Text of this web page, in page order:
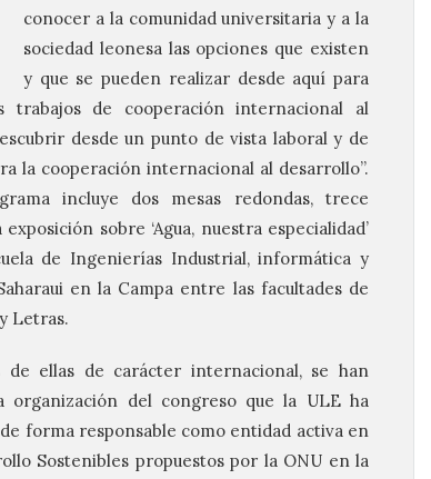
conocer a la comunidad universitaria y a la
sociedad leonesa las opciones que existen
y que se pueden realizar desde aquí para
trabajos de cooperación internacional al
desde un punto de vista laboral y de
la cooperación internacional al desarrollo”.
incluye dos mesas redondas, trece
sobre ‘Agua, nuestra especialidad’
de Ingenierías Industrial, informática y
en la Campa entre las facultades de
Letras.
de ellas de carácter internacional, se han
del congreso que la ULE ha
forma responsable como entidad activa en
Sostenibles propuestos por la ONU en la